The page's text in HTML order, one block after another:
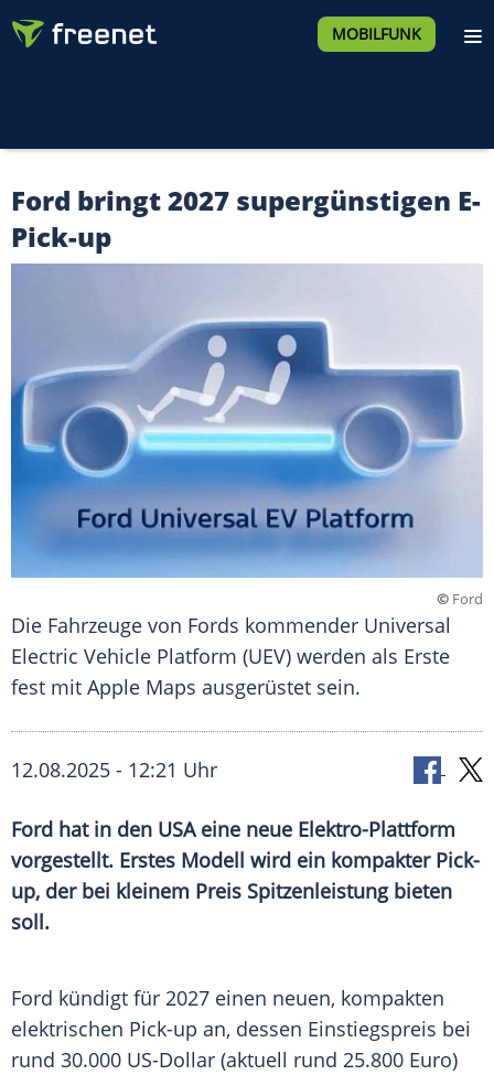
MOBILFUNK
Ford bringt 2027 supergünstigen E-
Pick-up
© Ford
Die Fahrzeuge von Fords kommender Universal
Electric Vehicle Platform (UEV) werden als Erste
fest mit Apple Maps ausgerüstet sein.
12.08.2025 - 12:21 Uhr
Ford hat in den USA eine neue Elektro-Plattform
vorgestellt. Erstes Modell wird ein kompakter Pick-
up, der bei kleinem Preis Spitzenleistung bieten
soll.
Ford kündigt für 2027 einen neuen, kompakten
elektrischen Pick-up an, dessen Einstiegspreis bei
rund 30.000 US-Dollar (aktuell rund 25.800 Euro)